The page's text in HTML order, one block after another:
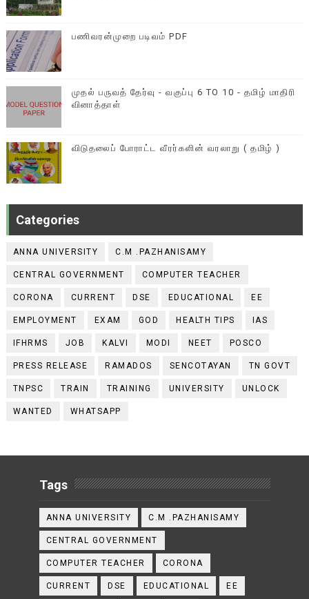
பணிவரன்முறை படிவம் PDF
முதல் பருவத் தேர்வு - வகுப்பு 6 TO 10 - தமிழ் மாதிரி
வினாத்தாள்
விடுதலைப் போராட்ட வீரர்களின் வரலாறு ( தமிழ் )
Categories
ANNA UNIVERSITY C.M .PAZHANISAMY
CENTRAL GOVERNMENT COMPUTER TEACHER
CORONA CURRENT DSE EDUCATIONAL EE
EMPLOYMENT EXAM GOD HEALTH TIPS IAS
IFHRMS JOB KALVI MODI NEET POSCO
PRESS RELEASE RAMADOS SENCOTAYAN TN GOVT
TNPSC TRAIN TRAINING UNIVERSITY UNLOCK
WANTED WHATSAPP
Tags
ANNA UNIVERSITY C.M .PAZHANISAMY
CENTRAL GOVERNMENT
COMPUTER TEACHER CORONA
CURRENT DSE EDUCATIONAL EE